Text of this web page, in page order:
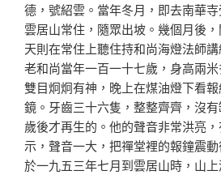
德，號紹雲。當年冬月，即去南華
雲居山常住，隨眾出坡 。幾個月後
天則在常住上聽住持和尚海燈法師講
老和尚當年一百一十七歲，身高兩米
雙目炯炯有神，晚上在煤油燈下看
鏡。牙齒三十六隻，整整齊齊，沒
歲後才再生的。他的聲音非常洪亮
示，聲音一大 ，把禪堂裡的報鐘震
於一九五三年七月到雲居山時，山